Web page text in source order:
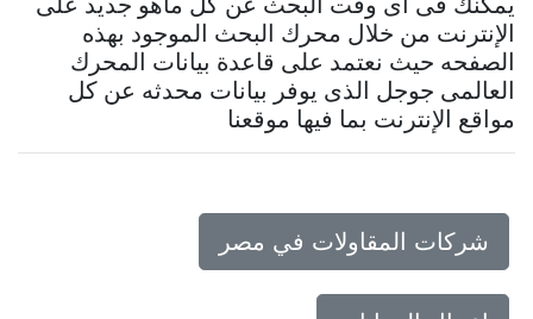
الإنترنت من خلال محرك البحث الموجود بهذه
الصفحه حيث نعتمد على قاعدة بيانات المحرك
العالمى جوجل الذى يوفر بيانات محدثه عن كل
مواقع الإنترنت بما فيها موقعنا
شركات المقاولات في مصر